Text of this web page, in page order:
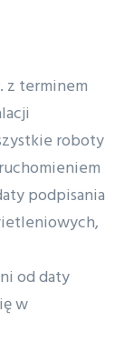
z terminem
roboty
podpisania
od daty
w